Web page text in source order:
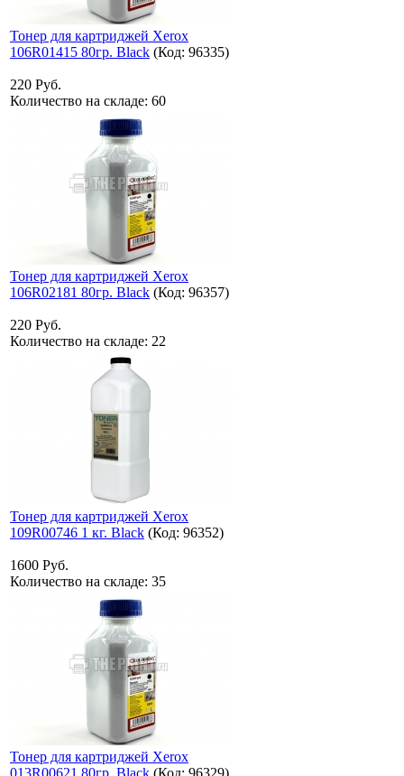
Тонер для картриджей Xerox
106R01415 80гр. Black (Код: 96335)
220 Руб.
Количество на складе: 60
Тонер для картриджей Xerox
106R02181 80гр. Black (Код: 96357)
220 Руб.
Количество на складе: 22
Тонер для картриджей Xerox
109R00746 1 кг. Black (Код: 96352)
1600 Руб.
Количество на складе: 35
Тонер для картриджей Xerox